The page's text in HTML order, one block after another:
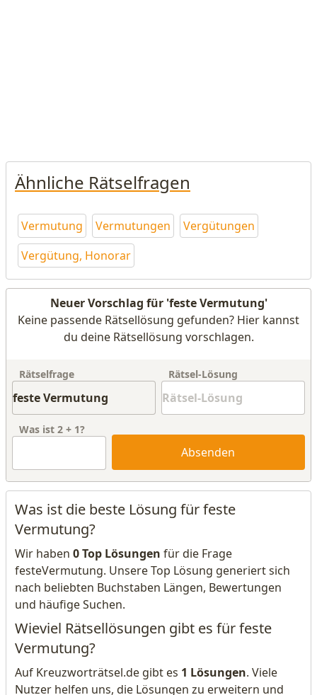
Ähnliche Rätselfragen
Vermutung Vermutungen
Vergütungen
Vergütung, Honorar
Neuer Vorschlag für 'feste Vermutung'
Keine passende Rätsellösung gefunden? Hier kannst
du deine Rätsellösung vorschlagen.
Rätselfrage Rätsel-Lösung
Was ist 2 + 1?
Absenden
Was ist die beste Lösung für feste
Vermutung?
Wir haben 0 Top Lösungen für die Frage
festeVermutung. Unsere Top Lösung generiert sich
nach beliebten Buchstaben Längen, Bewertungen
und häufige Suchen.
Wieviel Rätsellösungen gibt es für feste
Vermutung?
Auf Kreuzworträtsel.de gibt es 1 Lösungen. Viele
Nutzer helfen uns, die Lösungen zu erweitern und